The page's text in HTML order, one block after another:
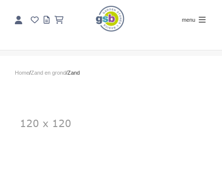
menu
Home/Zand en grond/Zand